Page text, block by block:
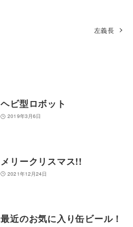
左義長
ヘビ型ロボット
2019年3月6日
メリークリスマス!!
2021年12月24日
最近のお気に入り缶ビール！